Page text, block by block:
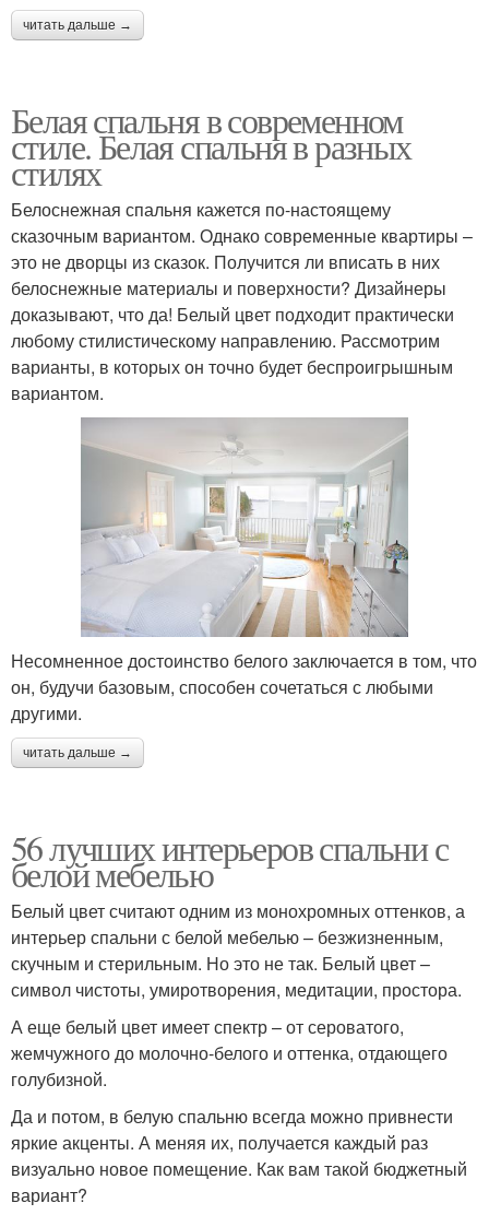
читать дальше →
Белая спальня в современном
стиле. Белая спальня в разных
стилях
Белоснежная спальня кажется по-настоящему
сказочным вариантом. Однако современные квартиры –
это не дворцы из сказок. Получится ли вписать в них
белоснежные материалы и поверхности? Дизайнеры
доказывают, что да! Белый цвет подходит практически
любому стилистическому направлению. Рассмотрим
варианты, в которых он точно будет беспроигрышным
вариантом.
Несомненное достоинство белого заключается в том, что
он, будучи базовым, способен сочетаться с любыми
другими.
читать дальше →
56 лучших интерьеров спальни с
белой мебелью
Белый цвет считают одним из монохромных оттенков, а
интерьер спальни с белой мебелью – безжизненным,
скучным и стерильным. Но это не так. Белый цвет –
символ чистоты, умиротворения, медитации, простора.
А еще белый цвет имеет спектр – от сероватого,
жемчужного до молочно-белого и оттенка, отдающего
голубизной.
Да и потом, в белую спальню всегда можно привнести
яркие акценты. А меняя их, получается каждый раз
визуально новое помещение. Как вам такой бюджетный
вариант?